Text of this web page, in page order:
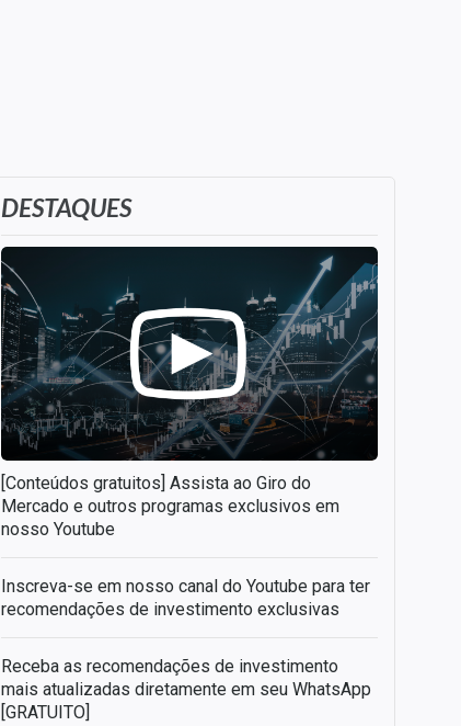
DESTAQUES
[Conteúdos gratuitos] Assista ao Giro do
Mercado e outros programas exclusivos em
nosso Youtube
Inscreva-se em nosso canal do Youtube para ter
recomendações de investimento exclusivas
Receba as recomendações de investimento
mais atualizadas diretamente em seu WhatsApp
[GRATUITO]